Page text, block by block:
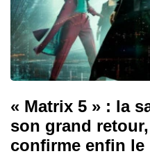
« Matrix 5 » : la
son grand
confirme enfin le